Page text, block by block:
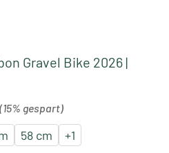
Gravel Bike 2026 |
(15% gespart)
58 cm +1